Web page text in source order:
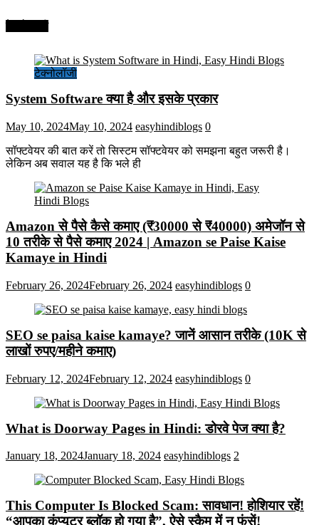
टेक्नोलॉजी
System Software क्या है और इसके प्रकार
May 10, 2024May 10, 2024 easyhindiblogs 0
सॉफ्टवेयर की बात करें तो सिस्टम सॉफ्टवेयर को समझना बहुत जरूरी है।
लेकिन अब सवाल यह है कि भले ही
Amazon से पैसे कैसे कमाए (₹30000 से ₹40000) अमेजॉन से
10 तरीके से पैसे कमाए 2024 | Amazon se Paise Kaise
Kamaye in Hindi
February 26, 2024February 26, 2024 easyhindiblogs 0
SEO se paisa kaise kamaye? जानें आसान तरीके (10K से
लाखों रुपए/महीने कमाए)
February 12, 2024February 12, 2024 easyhindiblogs 0
What is Doorway Pages in Hindi: डोरवे पेज क्या है?
January 18, 2024January 18, 2024 easyhindiblogs 2
This Computer Is Blocked Scam: सावधान! होशियार रहें!
“आपका कंप्यूटर ब्लॉक हो गया है”, ऐसे स्कैम में न फंसें!